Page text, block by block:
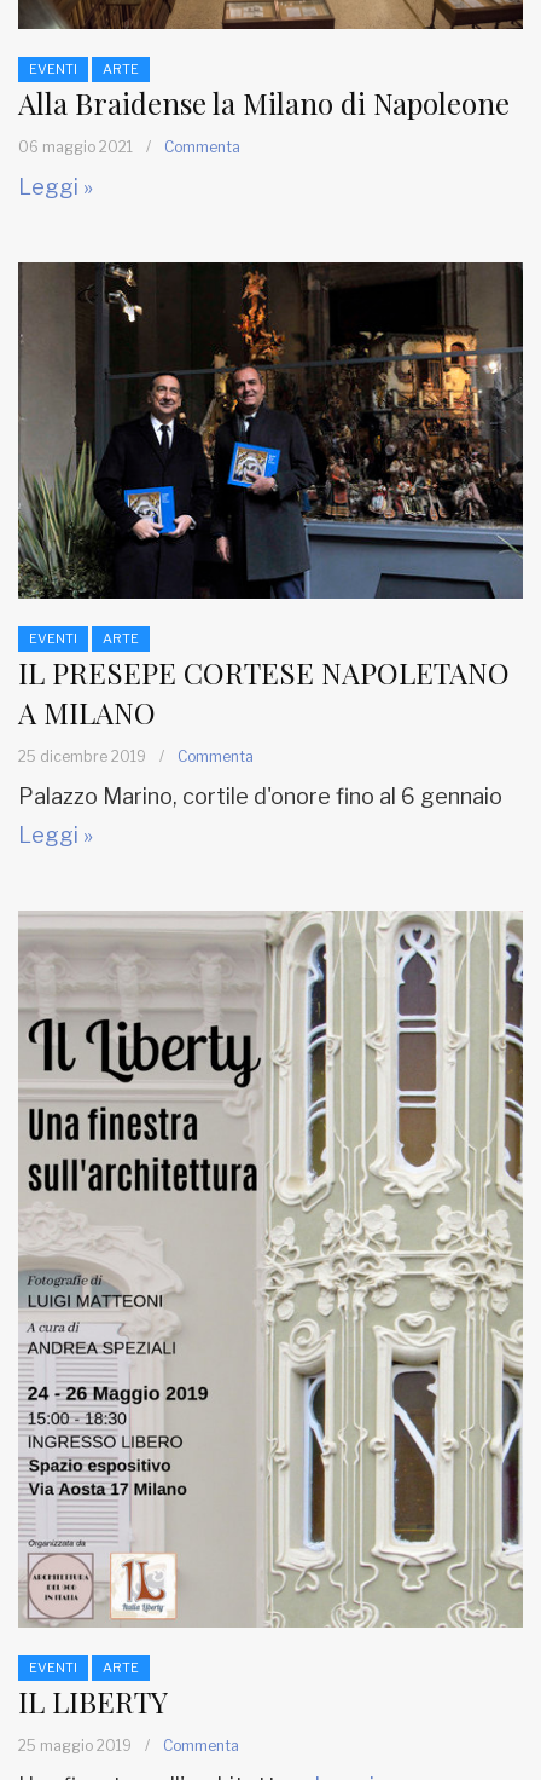
EVENTI ARTE
Alla Braidense la Milano di Napoleone
06 maggio 2021 / Commenta
Leggi »
EVENTI ARTE
IL PRESEPE CORTESE NAPOLETANO
A MILANO
25 dicembre 2019 / Commenta
Palazzo Marino, cortile d'onore fino al 6 gennaio
Leggi »
EVENTI ARTE
IL LIBERTY
25 maggio 2019 / Commenta